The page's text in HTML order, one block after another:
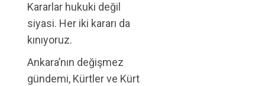
Kararlar hukuki değil
siyasi. Her iki kararı da
kınıyoruz.
Ankara’nın değişmez
gündemi, Kürtler ve Kürt